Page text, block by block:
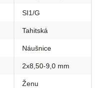
SI1/G
Tahitská
Náušnice
2x8,50-9,0 mm
Ženu